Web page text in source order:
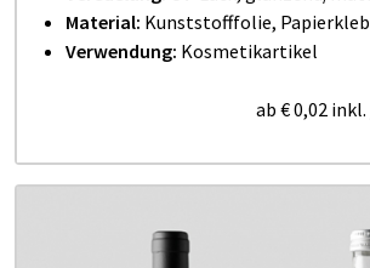
Material: Kunststofffolie,
Verwendung: Kosmetikartikel
ab € 0,02 inkl.